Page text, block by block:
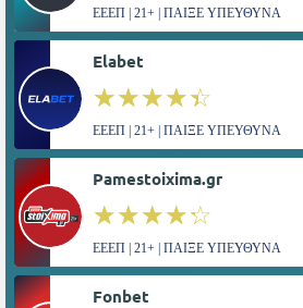
ΕΕΕΠ | 21+ | ΠΑΙΞΕ ΥΠΕΥΘΥΝΑ
Elabet
☆☆☆☆☆
★★★★★
ΕΕΕΠ | 21+ | ΠΑΙΞΕ ΥΠΕΥΘΥΝΑ
Pamestoixima.gr
☆☆☆☆☆
★★★★★
ΕΕΕΠ | 21+ | ΠΑΙΞΕ ΥΠΕΥΘΥΝΑ
Fonbet